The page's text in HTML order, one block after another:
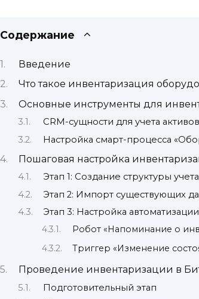
Содержание
Введение
Что такое инвентаризация
Основные инструменты для
CRM-сущности для учета активов
Настройка смарт-процесса
Пошаговая настройка
Этап 1: Создание структуры учета
Этап 2: Импорт существующих
Этап 3: Настройка автоматизации
Робот «Напоминание о
Триггер «Изменение
Проведение инвентаризации в
Подготовительный этап